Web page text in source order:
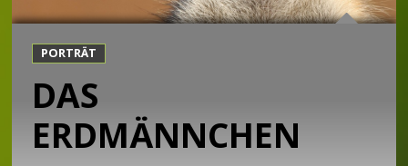
PORTRÄT
DAS
ERDMÄNNCHEN